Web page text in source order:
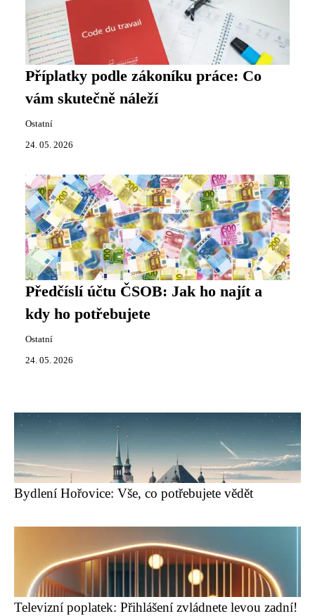
Příplatky podle zákoníku práce: Co
vám skutečně náleží
Ostatní
24. 05. 2026
Předčíslí účtu ČSOB: Jak ho najít a
kdy ho potřebujete
Ostatní
24. 05. 2026
Bydlení Hořovice: Vše, co potřebujete vědět
Televizní poplatek: Přihlášení zvládnete levou zadní!